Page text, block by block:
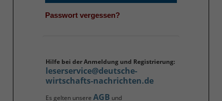
Passwort vergessen?
Hilfe bei der Anmeldung und Registrierung:
leserservice@deutsche-
wirtschafts-nachrichten.de
Es gelten unsere AGB und